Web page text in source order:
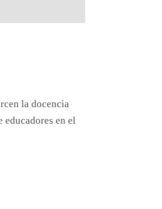
la docencia
educadores en el